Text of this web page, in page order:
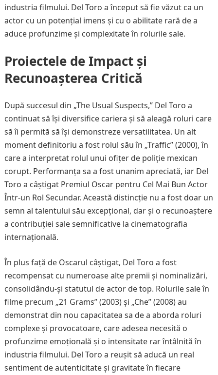
industria filmului. Del Toro a început să fie văzut ca un
actor cu un potențial imens și cu o abilitate rară de a
aduce profunzime și complexitate în rolurile sale.
Proiectele de Impact și
Recunoașterea Critică
După succesul din „The Usual Suspects,” Del Toro a
continuat să își diversifice cariera și să aleagă roluri care
să îi permită să își demonstreze versatilitatea. Un alt
moment definitoriu a fost rolul său în „Traffic” (2000), în
care a interpretat rolul unui ofițer de poliție mexican
corupt. Performanța sa a fost unanim apreciată, iar Del
Toro a câștigat Premiul Oscar pentru Cel Mai Bun Actor
Într-un Rol Secundar. Această distincție nu a fost doar un
semn al talentului său excepțional, dar și o recunoaștere
a contribuției sale semnificative la cinematografia
internațională.
În plus față de Oscarul câștigat, Del Toro a fost
recompensat cu numeroase alte premii și nominalizări,
consolidându-și statutul de actor de top. Rolurile sale în
filme precum „21 Grams” (2003) și „Che” (2008) au
demonstrat din nou capacitatea sa de a aborda roluri
complexe și provocatoare, care adesea necesită o
profunzime emoțională și o intensitate rar întâlnită în
industria filmului. Del Toro a reușit să aducă un real
sentiment de autenticitate și gravitate în fiecare